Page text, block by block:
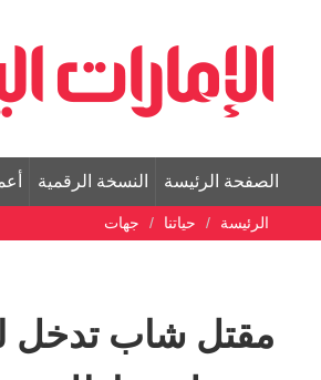
الصفحة الرئيسة النسخة الرقمية
الرئيسة حياتنا جهات
مقتل شاب تدخل